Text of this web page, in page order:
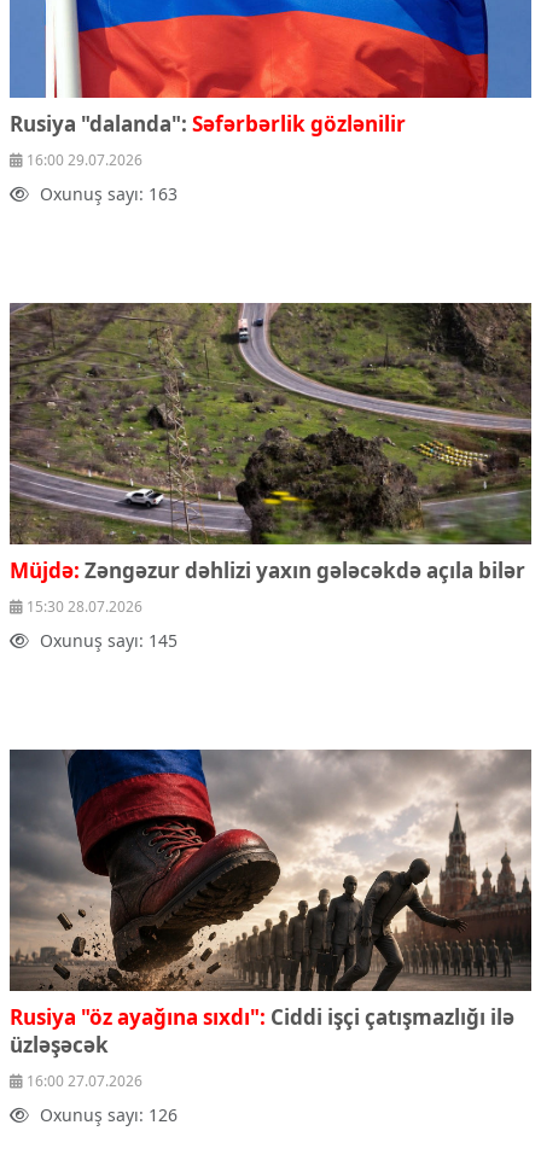
Rusiya "dalanda": Səfərbərlik gözlənilir
16:00 29.07.2026
Oxunuş sayı: 163
Müjdə: Zəngəzur dəhlizi yaxın gələcəkdə açıla bilər
15:30 28.07.2026
Oxunuş sayı: 145
Rusiya "öz ayağına sıxdı": Ciddi işçi çatışmazlığı ilə
üzləşəcək
16:00 27.07.2026
Oxunuş sayı: 126